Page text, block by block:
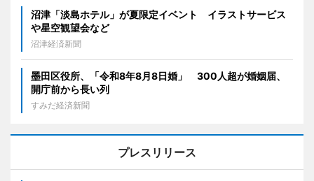
沼津「淡島ホテル」が夏限定イベント イラストサービス
や星空観望会など
沼津経済新聞
墨田区役所、「令和8年8月8日婚」 300人超が婚姻届、
開庁前から長い列
すみだ経済新聞
プレスリリース